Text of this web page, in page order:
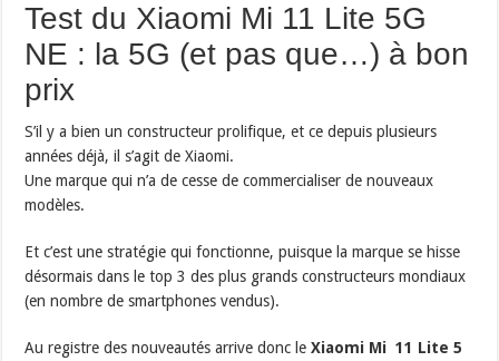
Test du Xiaomi Mi 11 Lite 5G
NE : la 5G (et pas que…) à bon
prix
S’il y a bien un constructeur prolifique, et ce depuis plusieurs
années déjà, il s’agit de Xiaomi.
Une marque qui n’a de cesse de commercialiser de nouveaux
modèles.
Et c’est une stratégie qui fonctionne, puisque la marque se hisse
désormais dans le top 3 des plus grands constructeurs mondiaux
(en nombre de smartphones vendus).
Au registre des nouveautés arrive donc leXiaomi Mi 11 Lite 5